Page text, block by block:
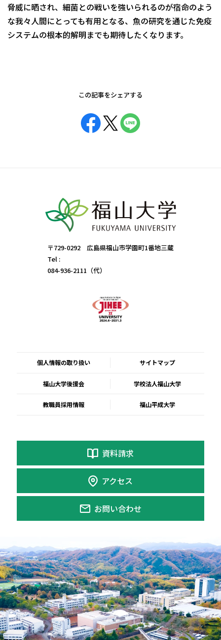
脅威に晒され、細菌との戦いを強いられるのが宿命のよう
な我々人間にとっても有用となる、魚の研究を通じた免疫
システムの根本的解明までも期待したくなります。
この記事をシェアする
〒729-0292 広島県福山市学園町1番地三蔵
Tel :
084-936-2111（代）
個人情報の取り扱い サイトマップ
福山大学後援会 学校法人福山大学
教職員採用情報 福山平成大学
資料請求
アクセス
お問い合わせ